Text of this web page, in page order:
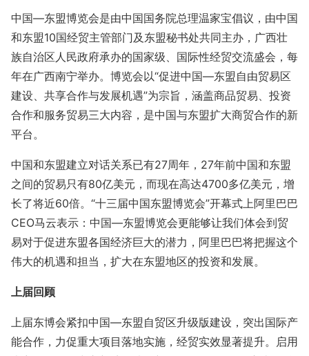
中国—东盟博览会是由中国国务院总理温家宝倡议，由中国
和东盟10国经贸主管部门及东盟秘书处共同主办，广西壮
族自治区人民政府承办的国家级、国际性经贸交流盛会，每
年在广西南宁举办。博览会以“促进中国—东盟自由贸易区
建设、共享合作与发展机遇”为宗旨，涵盖商品贸易、投资
合作和服务贸易三大内容，是中国与东盟扩大商贸合作的新
平台。
中国和东盟建立对话关系已有27周年，27年前中国和东盟
之间的贸易只有80亿美元，而现在高达4700多亿美元，增
长了将近60倍。“十三届中国东盟博览会”开幕式上阿里巴巴
CEO马云表示：中国—东盟博览会更能够让我们体会到贸
易对于促进东盟各国经济巨大的潜力，阿里巴巴将把握这个
伟大的机遇和担当，扩大在东盟地区的投资和发展。
上届回顾
上届东博会紧扣中国—东盟自贸区升级版建设，突出国际产
能合作，力促重大项目落地实施，经贸实效显著提升。启用